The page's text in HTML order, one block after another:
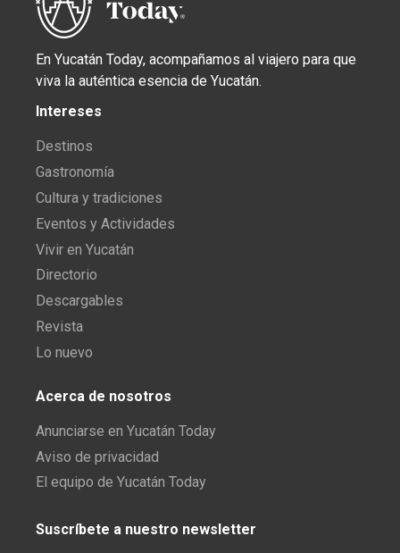
En Yucatán Today, acompañamos al viajero para que
viva la auténtica esencia de Yucatán.
Intereses
Destinos
Gastronomía
Cultura y tradiciones
Eventos y Actividades
Vivir en Yucatán
Directorio
Descargables
Revista
Lo nuevo
Acerca de nosotros
Anunciarse en Yucatán Today
Aviso de privacidad
El equipo de Yucatán Today
Suscríbete a nuestro newsletter